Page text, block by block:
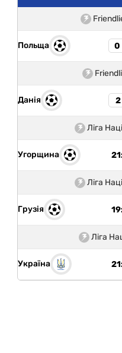
Польща 0
Данія 2
Ліга
Угорщина
Ліга
Грузія
Ліга
Україна